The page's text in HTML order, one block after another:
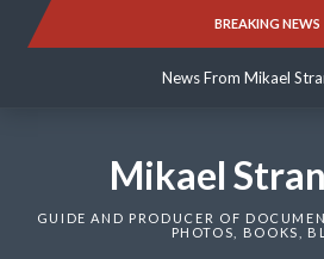
BREAKING NEWS
News From Mikael
News From Mikael
Mikael
GUIDE AND PRODUCER OF
PHOTOS, BOOKS,